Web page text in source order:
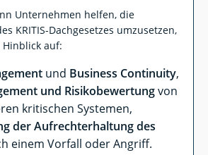
Unternehmen helfen, die
KRITIS-Dachgesetzes umzusetzen,
auf:
und Business Continuity,
und Risikobewertungvon
kritischen Systemen,
der Aufrechterhaltung des
einem Vorfall oder Angriff.